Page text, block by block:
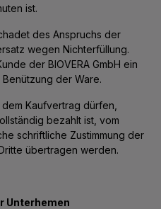
ist.
des Anspruchs der
wegen Nichterfüllung.
der BIOVERA GmbH ein
der Ware.
Kaufvertrag dürfen,
bezahlt ist, vom
schriftliche Zustimmung der
übertragen werden.
Unterhemen